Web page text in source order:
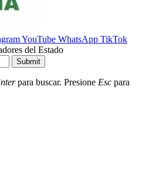
YouTube WhatsApp TikTok
del Estado
Submit
para buscar. Presione Esc para